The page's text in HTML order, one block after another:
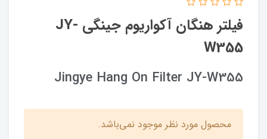
فیلتر هنگان آکواریوم جینگی JY-
W355
Jingye Hang On Filter JY-W355
محصول مورد نظر موجود نمی‌باشد.